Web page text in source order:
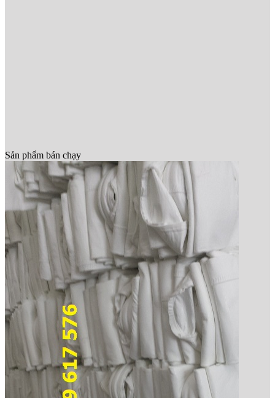
Sản phẩm bán chạy